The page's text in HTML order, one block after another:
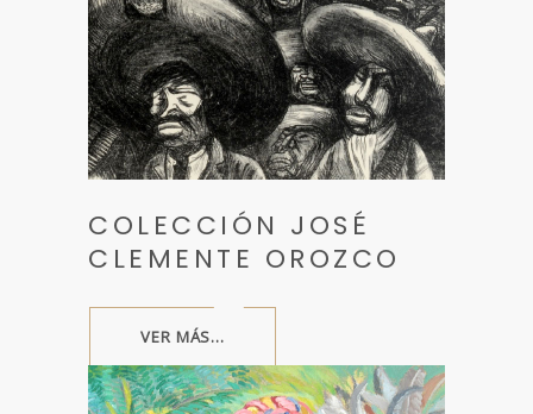
COLECCIÓN JOSÉ
CLEMENTE OROZCO
VER MÁS...